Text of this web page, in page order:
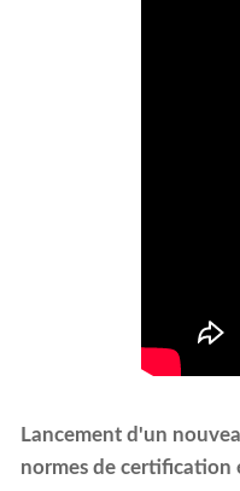
Lancement d'un
normes de certification